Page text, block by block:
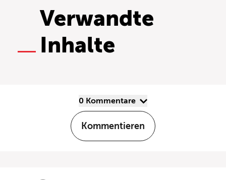
Verwandte
Inhalte
0 Kommentare
Kommentieren